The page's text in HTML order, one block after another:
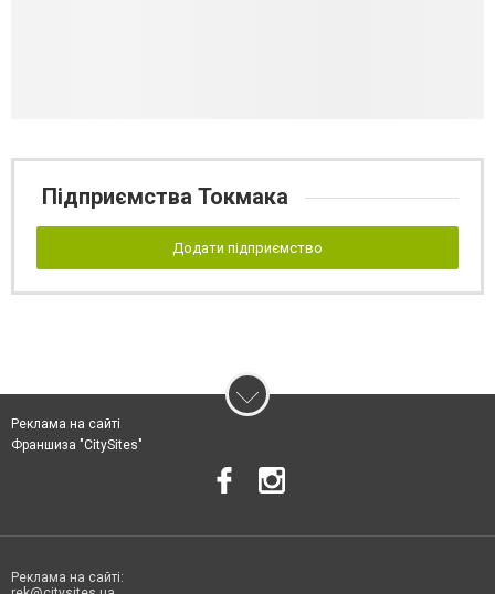
Підприємства Токмака
Додати підприємство
Реклама на сайті
Франшиза "CitySites"
Реклама на сайті: